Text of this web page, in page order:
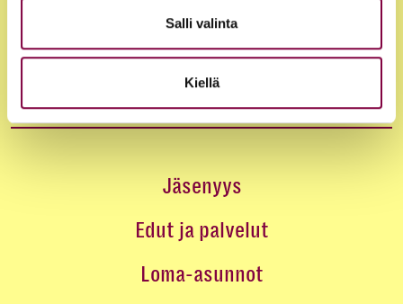
Salli valinta
Kiellä
Jäsenyys
Edut ja palvelut
Loma-asunnot